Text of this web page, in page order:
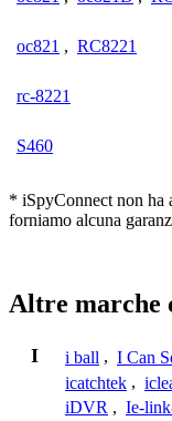
oc821 , RC8221
rc-8221
S460
* iSpyConnect non ha
forniamo alcuna
Altre marche
I i ball , I Can
icatchtek ,
iDVR , Ie-